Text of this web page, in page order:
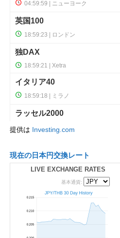
提供は Investing.com
現在の日本円交換レート
LIVE EXCHANGE RATES